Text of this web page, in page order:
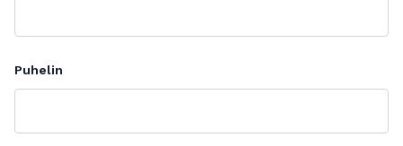
Puhelin